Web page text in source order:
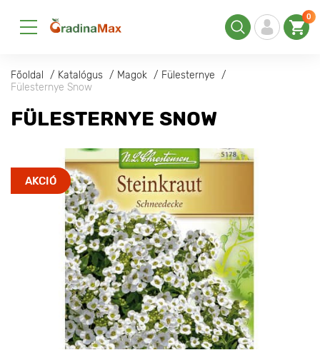
0
Főoldal Katalógus Magok
Fülesternye
Fülesternye Snow
FÜLESTERNYE SNOW
AKCIÓ